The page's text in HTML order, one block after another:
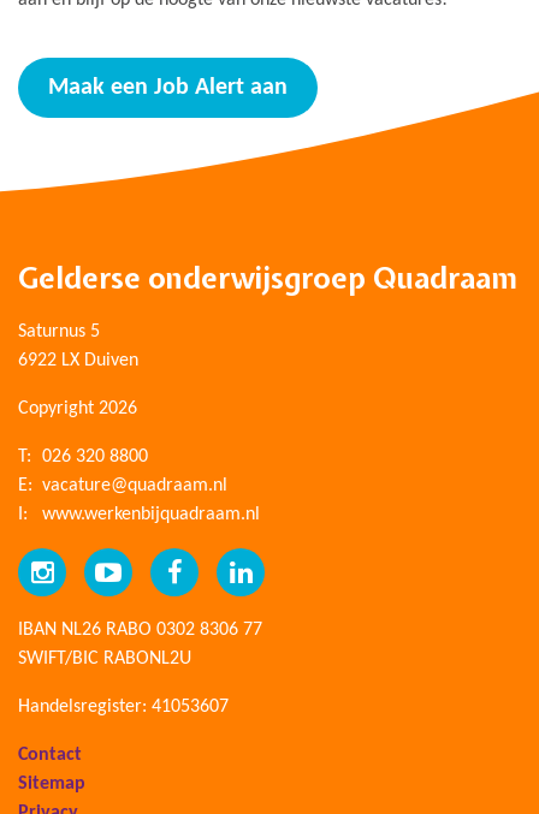
Maak een Job Alert aan
Gelderse onderwijsgroep Quadraam
Saturnus 5
6922 LX Duiven
Copyright 2026
T:
026 320 8800
E: vacature@quadraam.nl
I:
www.werkenbijquadraam.nl
IBAN NL26 RABO 0302 8306 77
SWIFT/BIC RABONL2U
Handelsregister: 41053607
Contact
Sitemap